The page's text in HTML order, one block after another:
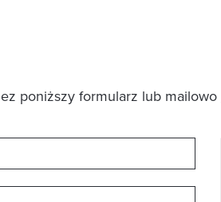
poniższy formularz lub mailowo